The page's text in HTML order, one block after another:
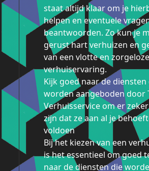
staat altijd klaar om je
helpen en eventuele
beantwoorden. Zo kun je
gerust hart verhuizen en
van een vlotte en zorgeloze
verhuiservaring.
Kijk goed naar de diensten
worden aangeboden door
Verhuisservice om er
zijn dat ze aan al je
voldoen
Bij het kiezen van een
is het essentieel om goed
naar de diensten die